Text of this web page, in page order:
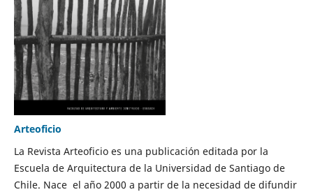
Arteoficio
La Revista Arteoficio es una publicación editada por la
Escuela de Arquitectura de la Universidad de Santiago de
Chile. Nace el año 2000 a partir de la necesidad de difundir